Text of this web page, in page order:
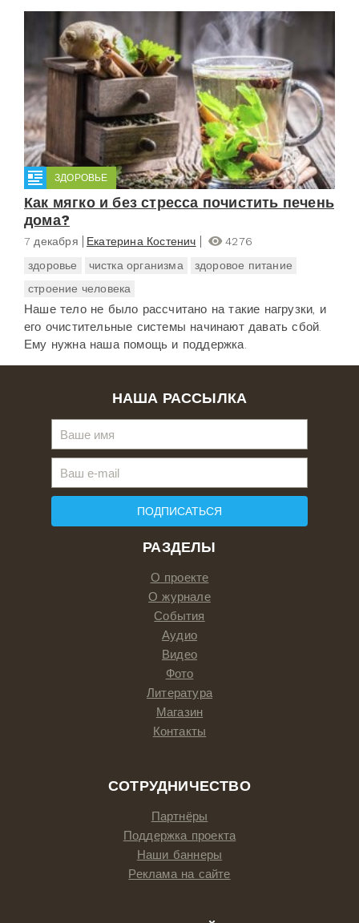
ЗДОРОВЬЕ
Как мягко и без стресса почистить печень
дома?
7 декабря Екатерина Костенич
4276
здоровье
чистка организма
здоровое питание
строение человека
Наше тело не было рассчитано на такие нагрузки, и
его очистительные системы начинают давать сбой.
Ему нужна наша помощь и поддержка.
РАЗДЕЛЫ
О проекте
О журнале
События
Аудио
Видео
Фото
Литература
Магазин
Контакты
СОТРУДНИЧЕСТВО
Партнёры
Поддержка проекта
Наши баннеры
Реклама на сайте
НАША РАССЫЛКА
ПОДПИСАТЬСЯ